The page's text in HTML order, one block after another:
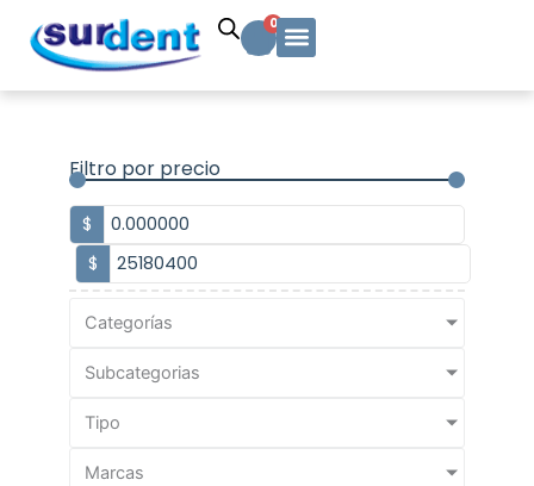
contenido
0
Carrito
Filtro por precio
$
$
Categorías
Subcategorias
Tipo
Marcas